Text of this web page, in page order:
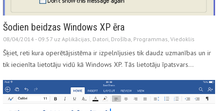
Šodien beidzas Windows XP ēra
08/04/2014 - 09:57 uz Aplikācijas Datori Drošība Programmas Viedoklis
Šķiet, reti kura operētājsistēma ir izpelnījusies tik daudz uzmanības un ir
tik iecienīta lietotāju vidū kā Windows XP. Tās lietotāju īpatsvars…